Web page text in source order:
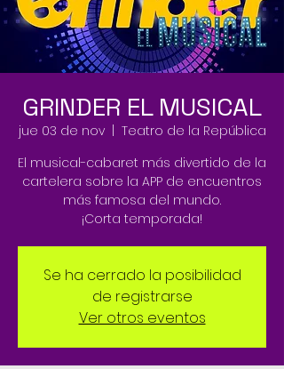
GRINDER EL MUSICAL
jue 03 de nov
  |
Teatro de la República
El musical-cabaret más divertido de la
cartelera sobre la APP de encuentros
más famosa del mundo.
¡Corta temporada!
Se ha cerrado la posibilidad
de registrarse
Ver otros eventos